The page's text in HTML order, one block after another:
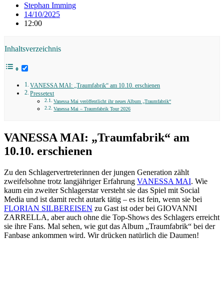
Stephan Imming
14/10/2025
12:00
Inhaltsverzeichnis
VANESSA MAI: „Traumfabrik“ am 10.10. erschienen
Pressetext
Vanessa Mai veröffentlicht ihr neues Album „Traumfabrik“
Vanessa Mai – Traumfabrik Tour 2026
VANESSA MAI: „Traumfabrik“ am
10.10. erschienen
Zu den Schlagervertreterinnen der jungen Generation zählt
zweifelsohne trotz langjähriger Erfahrung VANESSA MAI. Wie
kaum ein zweiter Schlagerstar versteht sie das Spiel mit Social
Media und ist damit recht autark tätig – es ist fein, wenn sie bei
FLORIAN SILBEREISEN zu Gast ist oder bei GIOVANNI
ZARRELLA, aber auch ohne die Top-Shows des Schlagers erreicht
sie ihre Fans. Mal sehen, wie gut das Album „Traumfabrik“ bei der
Fanbase ankommen wird. Wir drücken natürlich die Daumen!